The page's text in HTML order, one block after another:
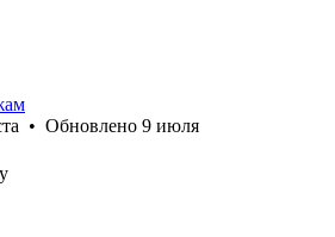
• Обновлено 9 июля